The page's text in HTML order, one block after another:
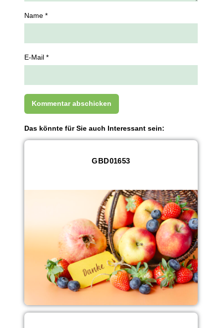
Name *
E-Mail *
Das könnte für Sie auch Interessant sein:
GBD01653